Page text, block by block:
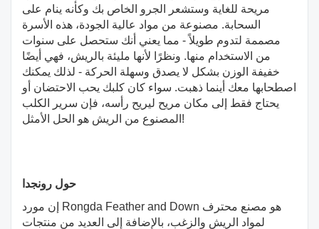
مريحة للغاية وستشعر الجرو الخاص بك وكأنه ينام على
السحابة. مصنوعة من مواد عالية الجودة، هذه الأسرة
مصممة لتدوم طويلاً - مما يعني أنك ستحصل على سنوات
من الاستخدام منها. ونظرًا لأنها مليئة بالريش، فهي أيضًا
خفيفة الوزن بشكل لا يصدق وسهلة الحركة - لذلك يمكنك
اصطحابها معك أينما ذهبت. سواء كان كلبك يحب الاحتضان أو
يحتاج فقط إلى مكان مريح ليريح رأسه، فإن سرير الكلب
المصنوع من الريش هو الحل الأمثل!
حول رونجدا
إن مورد Rongda Feather and Down هو مصنع محترف
لمواد الريش والزغب، بالإضافة إلى العديد من منتجات